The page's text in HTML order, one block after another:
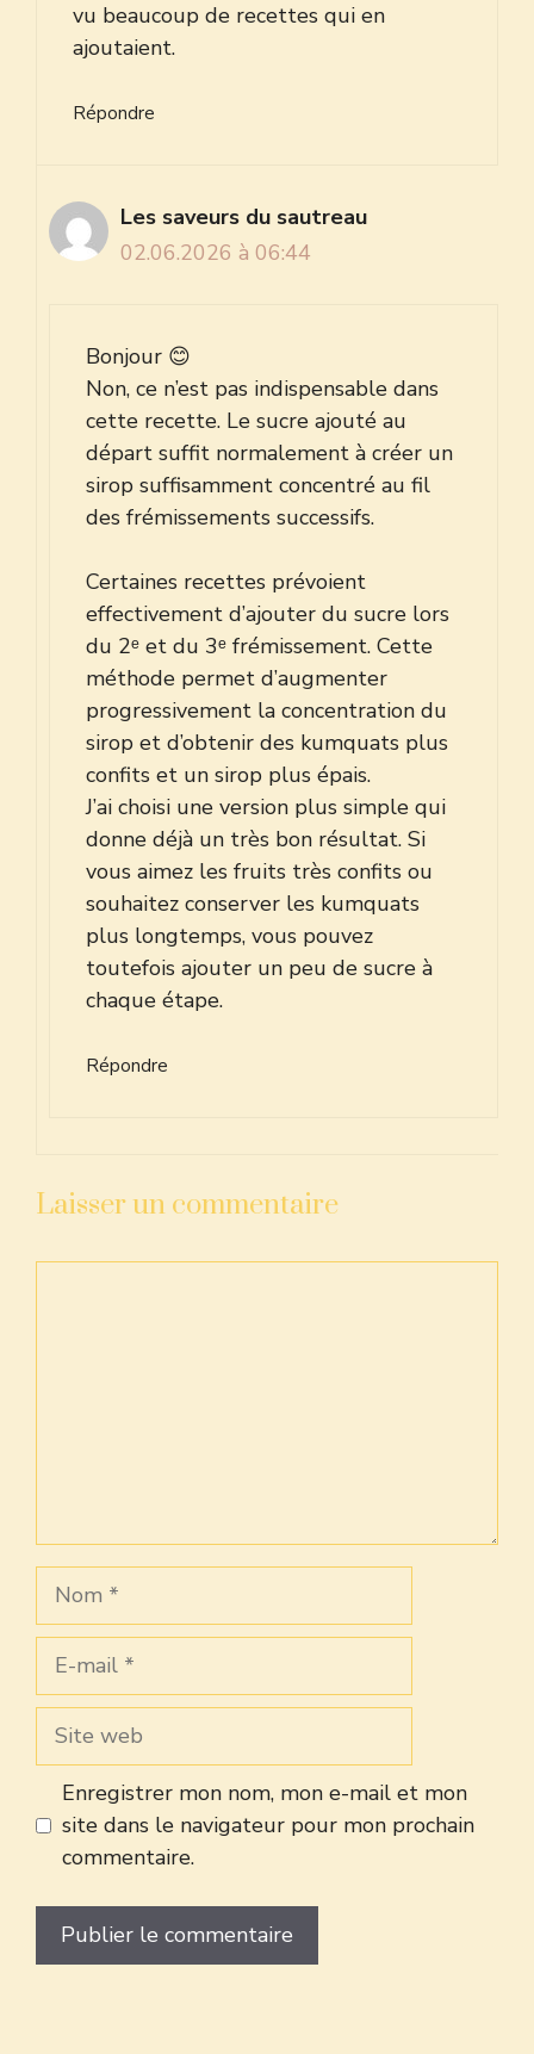
vu beaucoup de recettes qui en
ajoutaient.
Répondre
Les saveurs du sautreau
02.06.2026 à 06:44
Bonjour 😊
Non, ce n’est pas indispensable dans
cette recette. Le sucre ajouté au
départ suffit normalement à créer un
sirop suffisamment concentré au fil
des frémissements successifs.
Certaines recettes prévoient
effectivement d’ajouter du sucre lors
du 2ᵉ et du 3ᵉ frémissement. Cette
méthode permet d’augmenter
progressivement la concentration du
sirop et d’obtenir des kumquats plus
confits et un sirop plus épais.
J’ai choisi une version plus simple qui
donne déjà un très bon résultat. Si
vous aimez les fruits très confits ou
souhaitez conserver les kumquats
plus longtemps, vous pouvez
toutefois ajouter un peu de sucre à
chaque étape.
Répondre
Laisser un commentaire
Nom
Site
Enregistrer mon nom, mon e-mail et mon
site dans le navigateur pour mon prochain
commentaire.